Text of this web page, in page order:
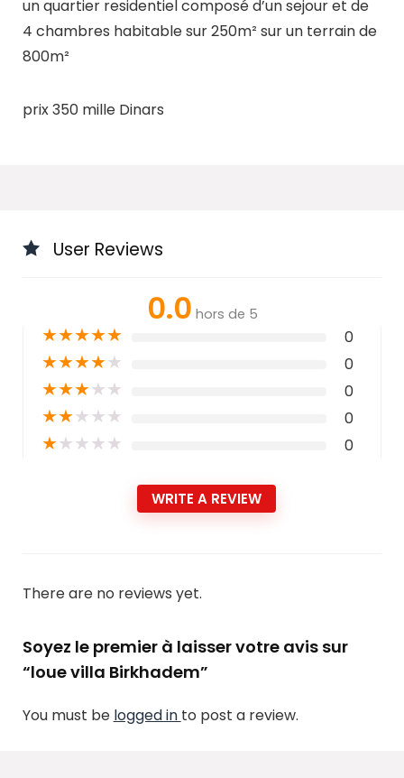
un quartier residentiel composé d’un sejour et de
4 chambres habitable sur 250m² sur un terrain de
800m²
prix 350 mille Dinars
User Reviews
0.0 hors de 5
★★★★★ 0
★★★★★ 0
★★★★★ 0
★★★★★ 0
★★★★★ 0
WRITE A REVIEW
There are no reviews yet.
Soyez le premier à laisser votre avis sur
“loue villa Birkhadem”
You must be logged in to post a review.